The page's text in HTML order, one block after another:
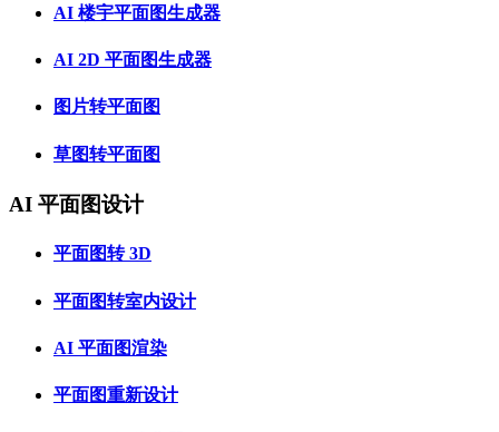
AI 楼宇平面图生成器
AI 2D 平面图生成器
图片转平面图
草图转平面图
AI 平面图设计
平面图转 3D
平面图转室内设计
AI 平面图渲染
平面图重新设计